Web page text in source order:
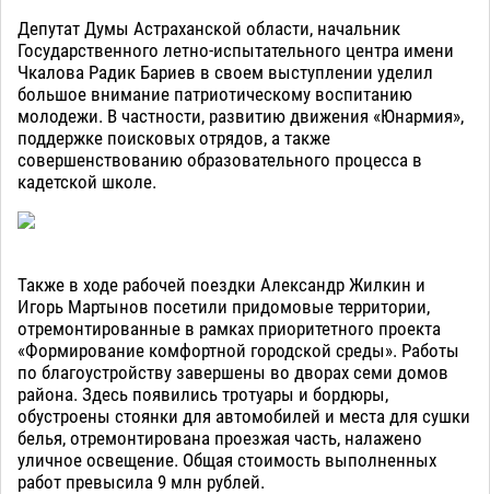
Депутат Думы Астраханской области, начальник
Государственного летно-испытательного центра имени
Чкалова Радик Бариев в своем выступлении уделил
большое внимание патриотическому воспитанию
молодежи. В частности, развитию движения «Юнармия»,
поддержке поисковых отрядов, а также
совершенствованию образовательного процесса в
кадетской школе.
Также в ходе рабочей поездки Александр Жилкин и
Игорь Мартынов посетили придомовые территории,
отремонтированные в рамках приоритетного проекта
«Формирование комфортной городской среды». Работы
по благоустройству завершены во дворах семи домов
района. Здесь появились тротуары и бордюры,
обустроены стоянки для автомобилей и места для сушки
белья, отремонтирована проезжая часть, налажено
уличное освещение. Общая стоимость выполненных
работ превысила 9 млн рублей.